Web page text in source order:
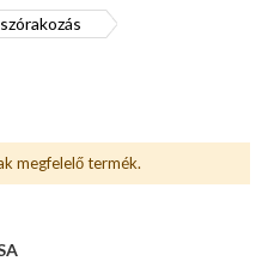
megfelelő termék.